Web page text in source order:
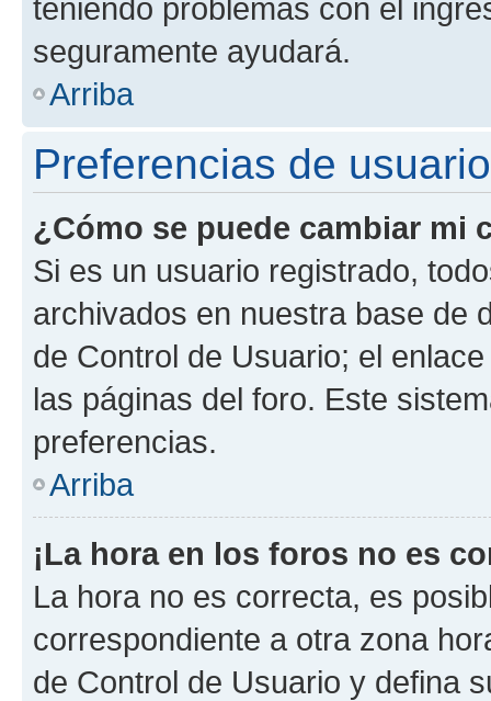
teniendo problemas con el
seguramente ayudará.
Arriba
Preferencias de
¿Cómo se puede cambiar mi
Si es un usuario registrado,
archivados en nuestra base de
de Control de Usuario; el
las páginas del foro. Este
preferencias.
Arriba
¡La hora en los foros no es
La hora no es correcta, es
correspondiente a otra zona
de Control de Usuario y defina